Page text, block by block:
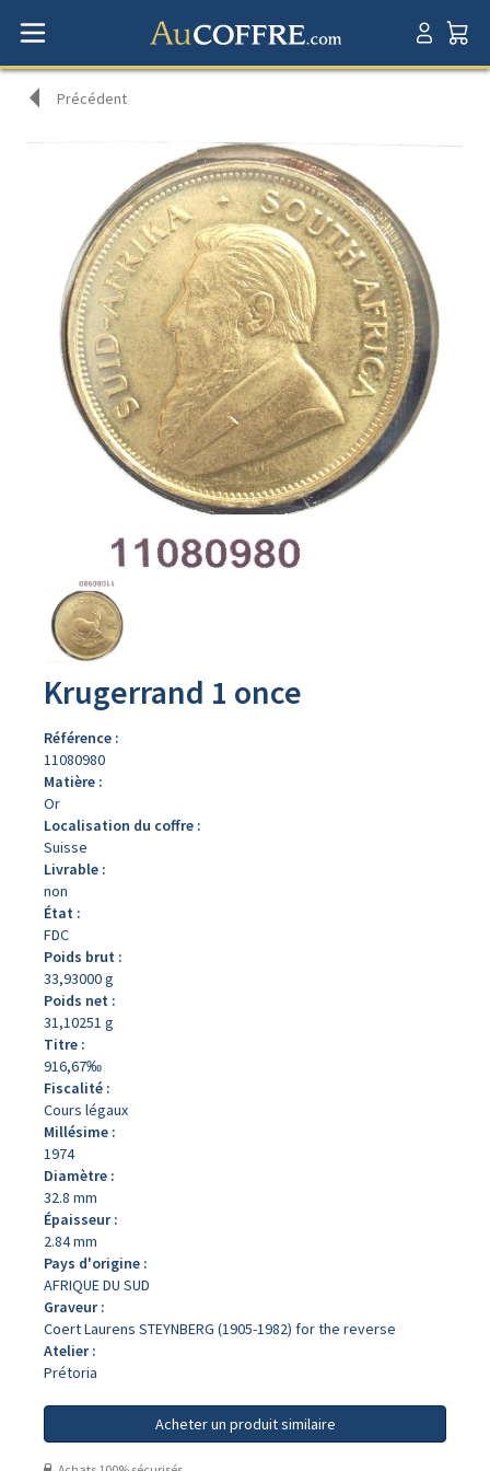
Précédent
produit
Krugerrand 1 once
Référence :
11080980
Matière :
Or
Localisation du coffre :
Suisse
Livrable :
non
État :
FDC
Poids brut :
33,93000 g
Poids net :
31,10251 g
Titre :
916,67‰
Fiscalité :
Cours légaux
Millésime :
1974
Diamètre :
32.8 mm
Épaisseur :
2.84 mm
Pays d'origine :
AFRIQUE DU SUD
Graveur :
Coert Laurens STEYNBERG (1905-1982) for the reverse
Atelier :
Prétoria
Acheter un produit similaire